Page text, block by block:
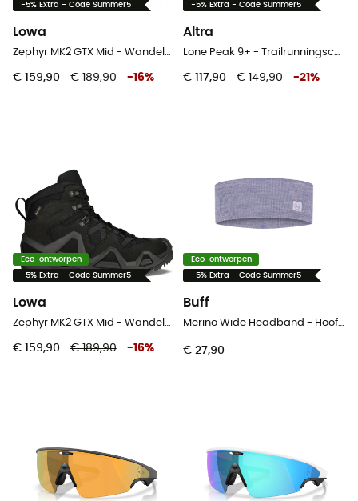
-5% Extra - Code Summer5
Lowa
Zephyr MK2 GTX Mid - Wandelschoenen
€ 159,90 € 189,90 -16%
-5% Extra - Code Summer5
Altra
Lone Peak 9+ - Trailrunningschoenen - Dames
€ 117,90 € 149,90 -21 %
Eco-ontworpen
-5% Extra - Code Summer5
Lowa
Zephyr MK2 GTX Mid - Wandelschoenen
€ 159,90 € 189,90 -16%
Eco-ontworpen
-5% Extra - Code Summer5
Buff
Merino Wide Headband - Hoofdband
€ 27,90